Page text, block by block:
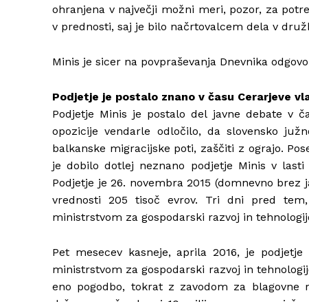
ohranjena v največji možni meri, pozor, za
v prednosti, saj je bilo načrtovalcem dela v
Minis je sicer na povpraševanja Dnevnika
Podjetje je postalo znano v času Cerarjeve
Podjetje Minis je postalo del javne debate v
opozicije vendarle odločilo, da slovensko
balkanske migracijske poti, zaščiti z ograjo.
je dobilo dotlej neznano podjetje Minis v
Podjetje je 26. novembra 2015 (domnevno
vrednosti 205 tisoč evrov. Tri dni pred
ministrstvom za gospodarski razvoj in
Pet mesecev kasneje, aprila 2016, je
ministrstvom za gospodarski razvoj in
eno pogodbo, tokrat z zavodom za